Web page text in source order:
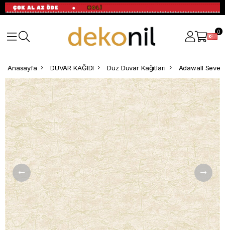
0
Anasayfa DUVAR KAĞIDI Düz Duvar Kağıtları Adawall Seven